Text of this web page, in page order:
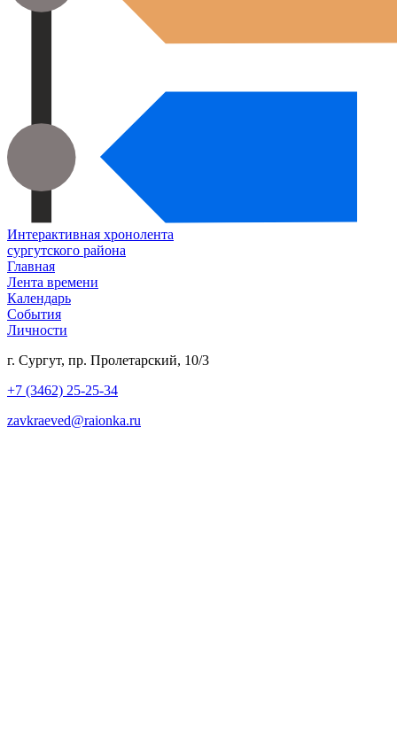
Интерактивная хронолента
сургутского района
Главная
Лента времени
Календарь
События
Личности
г. Сургут, пр. Пролетарский, 10/3
+7 (3462) 25-25-34
zavkraeved@raionka.ru